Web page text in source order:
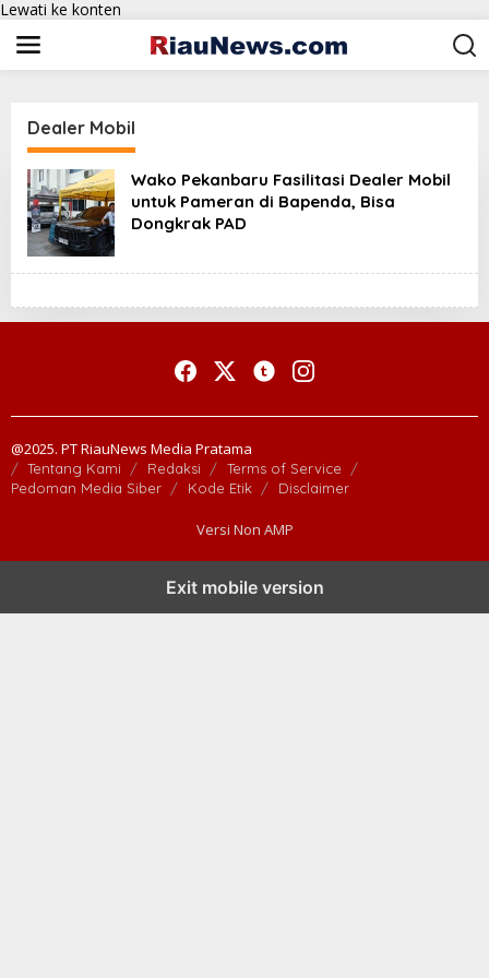
Lewati ke konten
Dealer Mobil
Wako Pekanbaru Fasilitasi Dealer Mobil
untuk Pameran di Bapenda, Bisa
Dongkrak PAD
@2025. PT RiauNews Media Pratama
Tentang Kami Redaksi
Terms of Service
Pedoman Media Siber
Kode Etik Disclaimer
Versi Non AMP
Exit mobile version